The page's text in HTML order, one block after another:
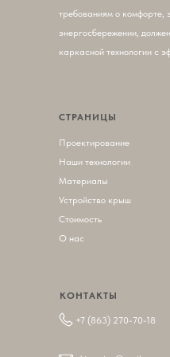
СТРАНИЦЫ
Проектирование
Наши технологии
Материалы
Устройство крыш
Стоимость
О нас
КОНТАКТЫ
+7 (863) 270-70-18
требованиям о комфорте,
энергосбережении,
каркасной технологии с